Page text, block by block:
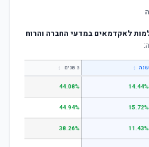
לאקדמאים במדעי החברה והרוח
שנה ↕ 3 שנים ↕
14.44%
44.08%
15.72%
44.94%
11.43%
38.26%